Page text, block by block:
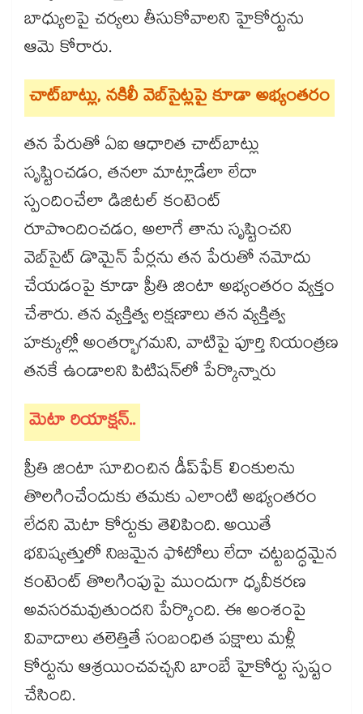
బాధ్యులపై చర్యలు తీసుకోవాలని హైకోర్టును
ఆమె కోరారు.
చాట్‌బాట్లు, నకిలీ వెబ్‌సైట్లపై కూడా అభ్యంతరం
తన పేరుతో ఏఐ ఆధారిత చాట్‌బాట్లు
సృష్టించడం, తనలా మాట్లాడేలా లేదా
స్పందించేలా డిజిటల్ కంటెంట్
రూపొందించడం, అలాగే తాను సృష్టించని
వెబ్‌సైట్ డొమైన్ పేర్లను తన పేరుతో నమోదు
చేయడంపై కూడా ప్రీతి జింటా అభ్యంతరం వ్యక్తం
చేశారు. తన వ్యక్తిత్వ లక్షణాలు తన వ్యక్తిత్వ
హక్కుల్లో అంతర్భాగమని, వాటిపై పూర్తి నియంత్రణ
తనకే ఉండాలని పిటిషన్‌లో పేర్కొన్నారు
మెటా రియాక్షన్..
ప్రీతి జింటా సూచించిన డీప్‌ఫేక్ లింకులను
తొలగించేందుకు తమకు ఎలాంటి అభ్యంతరం
లేదని మెటా కోర్టుకు తెలిపింది. అయితే
భవిష్యత్తులో నిజమైన ఫోటోలు లేదా చట్టబద్ధమైన
కంటెంట్ తొలగింపుపై ముందుగా ధృవీకరణ
అవసరమవుతుందని పేర్కొంది. ఈ అంశంపై
వివాదాలు తలెత్తితే సంబంధిత పక్షాలు మళ్లీ
కోర్టును ఆశ్రయించవచ్చని బాంబే హైకోర్టు స్పష్టం
చేసింది.